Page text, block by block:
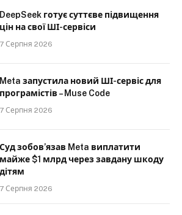
DeepSeek готує суттєве підвищення
цін на свої ШІ-сервіси
7 Серпня 2026
Meta запустила новий ШІ-сервіс для
програмістів – Muse Code
7 Серпня 2026
Суд зобов’язав Meta виплатити
майже $1 млрд через завдану шкоду
дітям
7 Серпня 2026